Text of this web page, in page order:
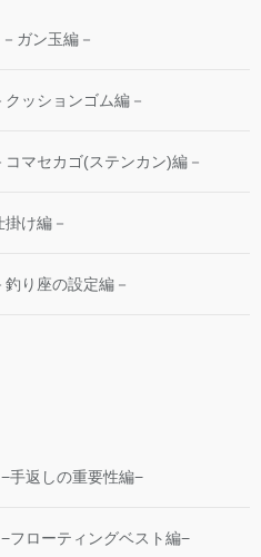
ガン玉編－
ッションゴム編－
マセカゴ(ステンカン)編－
け編－
り座の設定編－
手返しの重要性編−
ローティングベスト編−